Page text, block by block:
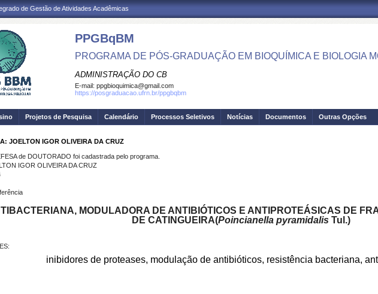
de Gestão de Atividades Acadêmicas
PPGBqBM
PROGRAMA DE PÓS-GRADUAÇÃO EM BIOQUÍMICA E BIOLOGIA
ADMINISTRAÇÃO DO CB
E-mail: ppgbioquimica@gmail.com
https://posgraduacao.ufrn.br/ppgbqbm
Projetos de Pesquisa Calendário Processos Seletivos Notícias Documentos Outras Opções
JOELTON IGOR OLIVEIRA DA CRUZ
de DOUTORADO foi cadastrada pelo programa.
IGOR OLIVEIRA DA CRUZ
MODULADORA DE ANTIBIÓTICOS E ANTIPROTEÁSICAS DE
DE CATINGUEIRA(Poincianella pyramidalis Tul.)
inibidores de proteases, modulação de antibióticos, resistência bacteriana,